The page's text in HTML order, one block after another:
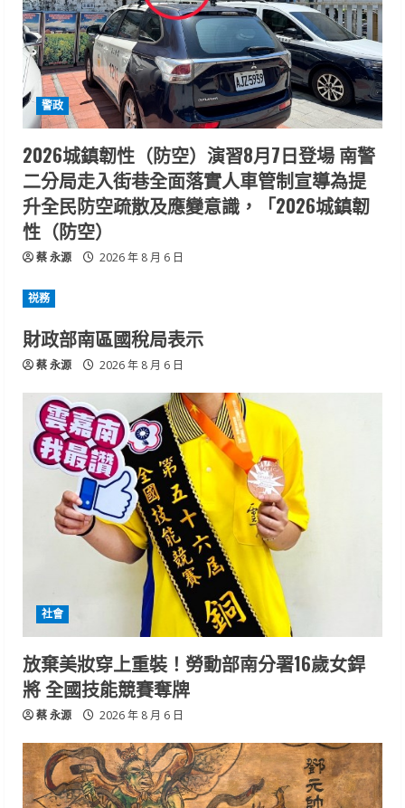
警政
2026城鎮韌性（防空）演習8月7日登場 南警
二分局走入街巷全面落實人車管制宣導為提
升全民防空疏散及應變意識，「2026城鎮韌
性（防空）
蔡 永源 2026 年 8 月 6 日
祱務
財政部南區國稅局表示
蔡 永源 2026 年 8 月 6 日
社會
放棄美妝穿上重裝！勞動部南分署16歲女銲
將 全國技能競賽奪牌
蔡 永源 2026 年 8 月 6 日